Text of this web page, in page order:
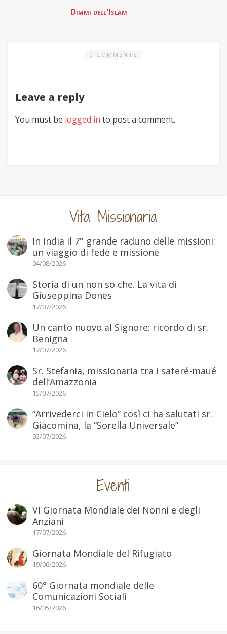
0 COMMENTS
Leave a reply
You must be logged in to post a comment.
Vita Missionaria
In India il 7° grande raduno delle missioni:
un viaggio di fede e missione
04/08/2026
Storia di un non so che. La vita di
Giuseppina Dones
17/07/2026
Un canto nuovo al Signore: ricordo di sr.
Benigna
17/07/2026
Sr. Stefania, missionaria tra i sateré-maué
dell’Amazzonia
15/07/2026
“Arrivederci in Cielo” così ci ha salutati sr.
Giacomina, la “Sorella Universale”
02/07/2026
Eventi
VI Giornata Mondiale dei Nonni e degli
Anziani
17/07/2026
Giornata Mondiale del Rifugiato
19/06/2026
60° Giornata mondiale delle
Comunicazioni Sociali
16/05/2026